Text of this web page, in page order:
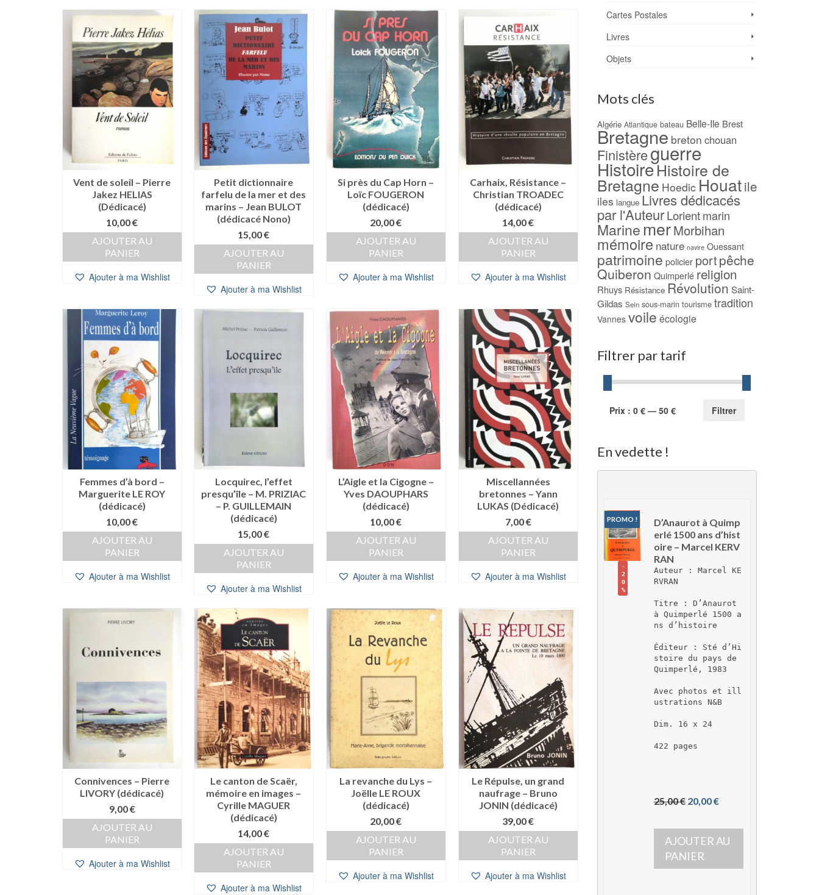
Vent de soleil – Pierre
Jakez HELIAS
(Dédicacé)
10,00€
AJOUTER AU
PANIER
Ajouter à ma Wishlist
Petit dictionnaire
farfelu de la mer et des
marins – Jean BULOT
(dédicacé Nono)
15,00€
AJOUTER AU
PANIER
Ajouter à ma Wishlist
Si près du Cap Horn –
Loïc FOUGERON
(dédicacé)
20,00€
AJOUTER AU
PANIER
Ajouter à ma Wishlist
Carhaix, Résistance –
Christian TROADEC
(dédicacé)
14,00€
AJOUTER AU
PANIER
Ajouter à ma Wishlist
Femmes d’à bord –
Marguerite LE ROY
(dédicacé)
10,00€
AJOUTER AU
PANIER
Ajouter à ma Wishlist
Locquirec, l’effet
presqu’île – M. PRIZIAC
– P. GUILLEMAIN
(dédicacé)
15,00€
AJOUTER AU
PANIER
Ajouter à ma Wishlist
L’Aigle et la Cigogne –
Yves DAOUPHARS
(dédicacé)
10,00€
AJOUTER AU
PANIER
Ajouter à ma Wishlist
Miscellannées
bretonnes – Yann
LUKAS (Dédicacé)
7,00€
AJOUTER AU
PANIER
Ajouter à ma Wishlist
Connivences – Pierre
LIVORY (dédicacé)
9,00€
AJOUTER AU
PANIER
Ajouter à ma Wishlist
Le canton de Scaër,
mémoire en images –
Cyrille MAGUER
(dédicacé)
14,00€
AJOUTER AU
PANIER
Ajouter à ma Wishlist
La revanche du Lys –
Joëlle LE ROUX
(dédicacé)
20,00€
AJOUTER AU
PANIER
Ajouter à ma Wishlist
Le Répulse, un grand
naufrage – Bruno
JONIN (dédicacé)
39,00€
AJOUTER AU
PANIER
Ajouter à ma Wishlist
Cartes Postales
Livres
Objets
Mots clés
Algérie Atlantique bateau Belle-Ile Brest
Bretagne breton chouan
Finistèreguerre
HistoireHistoire de
Bretagne Hoedic Houatile
iles langue Livres dédicacés
par l'Auteur Lorient marin
Marine merMorbihan
mémoire nature navire Ouessant
patrimoine policier portpêche
Quiberon Quimperlé religion
Rhuys Résistance Révolution Saint-
Gildas Sein sous-marin tourisme tradition
Vannes voile écologie
Filtrer par tarif
Prix
Prix
Filtrer
Prix : 0 €— 50 €
En vedette !
PROMO !
-
2
0
%
D’Anaurot à Quimp
erlé 1500 ans d’hist
oire – Marcel KERV
RAN
Auteur : Marcel KE
RVRAN
Titre : D’Anaurot
à Quimperlé 1500 a
ns d’histoire
Éditeur : Sté d’Hi
stoire du pays de
Quimperlé, 1983
Avec photos et ill
ustrations N&B
Dim. 16 x 24
422 pages
25,00 € L
p
r
i
x
20,00 €L
p
r
x
AJOUTER AU
PANIER